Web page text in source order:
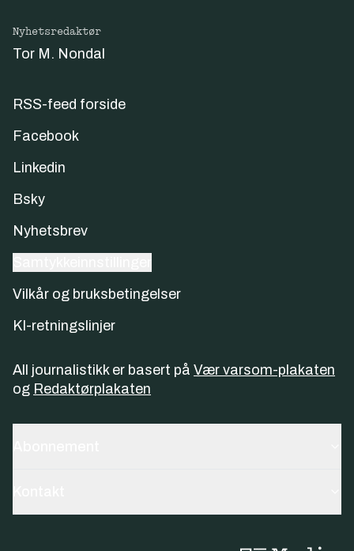
Nyhetsredaktør
Tor M. Nondal
RSS-feed forside
Facebook
Linkedin
Bsky
Nyhetsbrev
Vilkår og bruksbetingelser
KI-retningslinjer
All journalistikk er basert på Vær varsom-plakaten
og Redaktørplakaten